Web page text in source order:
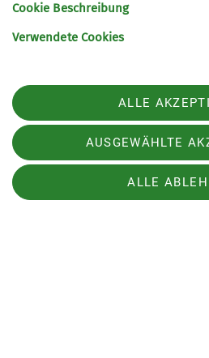
Rottweil.
Cookie Beschreibung
Verwendete Cookies
ALLE
AUSGEWÄHLTE
ALLE